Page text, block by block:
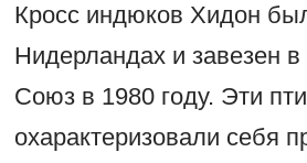
Кросс индюков Хидон
Нидерландах и завезен в
Союз в 1980 году. Эти
охарактеризовали себя